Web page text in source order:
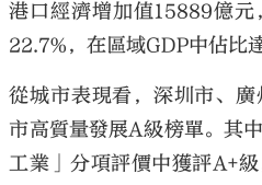
港口經濟增加值15889億
22.7%，在區域GDP中佔比
從城市表現看，深圳市、
市高質量發展A級榜單。其
工業」分項評價中獲評A+